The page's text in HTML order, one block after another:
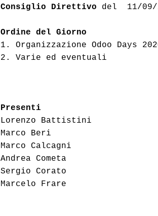
Consiglio Direttivo del  11/
Ordine del Giorno
1. Organizzazione Odoo Days
2. Varie ed eventuali
Presenti
Lorenzo Battistini
Marco Beri
Marco Calcagni
Andrea Cometa
Sergio Corato
Marcelo Frare